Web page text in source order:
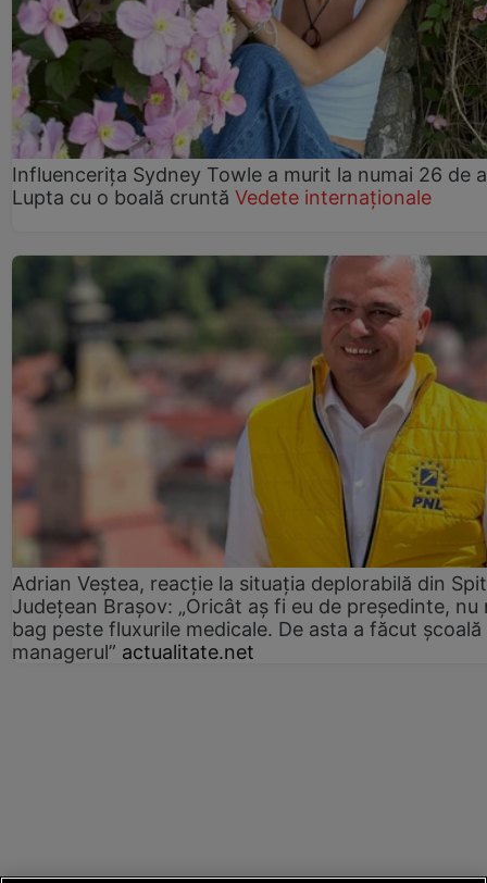
Influencerița Sydney Towle a murit la numai 26 de
Lupta cu o boală cruntă Vedete internaționale
Adrian Veștea, reacție la situația deplorabilă din
Județean Brașov: „Oricât aș fi eu de președinte, nu
bag peste fluxurile medicale. De asta a făcut școală
managerul” actualitate.net